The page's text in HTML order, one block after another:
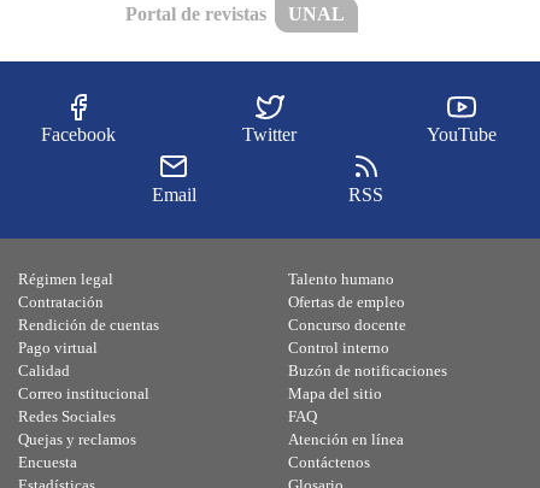
Portal de revistas UNAL
Facebook Twitter YouTube
Email RSS
Régimen legal
Contratación
Rendición de cuentas
Pago virtual
Calidad
Talento humano
Ofertas de empleo
Concurso docente
Control interno
Buzón de notificaciones
Correo institucional
Redes Sociales
Quejas y reclamos
Encuesta
Mapa del sitio
FAQ
Atención en línea
Contáctenos